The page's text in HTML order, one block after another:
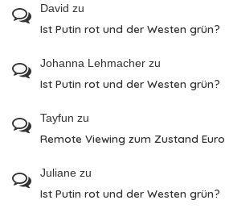
David zu
Ist Putin rot und der Westen grün?
Johanna Lehmacher zu
Ist Putin rot und der Westen grün?
Tayfun zu
Remote Viewing zum Zustand
Juliane zu
Ist Putin rot und der Westen grün?